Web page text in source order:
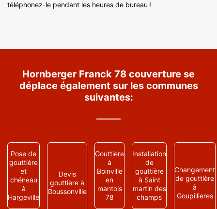
téléphonez-le pendant les heures de bureau !
Hornberger Franck 78 couverture se
déplace également sur les communes
suivantes:
Pose de
gouttière
et
chéneau
à
Hargeville
Devis
gouttière à
Goussonville
Gouttiere
à
Boinville
en
mantois
78
Installation
de
gouttière
à Saint
martin des
champs
Changement
de gouttière
à
Goupillieres